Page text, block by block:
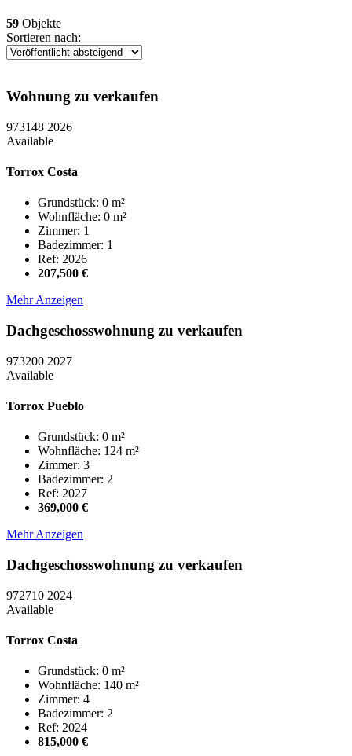
59 Objekte
Sortieren nach:
Wohnung zu verkaufen
973148 2026
Available
Torrox Costa
Grundstück: 0 m²
Wohnfläche: 0 m²
Zimmer: 1
Badezimmer: 1
Ref: 2026
207,500 €
Mehr Anzeigen
Dachgeschosswohnung zu verkaufen
973200 2027
Available
Torrox Pueblo
Grundstück: 0 m²
Wohnfläche: 124 m²
Zimmer: 3
Badezimmer: 2
Ref: 2027
369,000 €
Mehr Anzeigen
Dachgeschosswohnung zu verkaufen
972710 2024
Available
Torrox Costa
Grundstück: 0 m²
Wohnfläche: 140 m²
Zimmer: 4
Badezimmer: 2
Ref: 2024
815,000 €